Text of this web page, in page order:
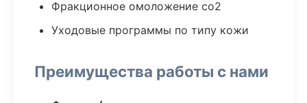
Фракционное омоложение co2
Уходовые программы по типу кожи
Преимущества работы с нами